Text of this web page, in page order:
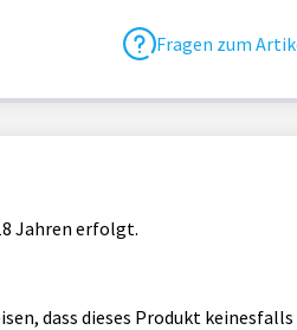
Fragen zum
Jahren erfolgt.
dass dieses Produkt